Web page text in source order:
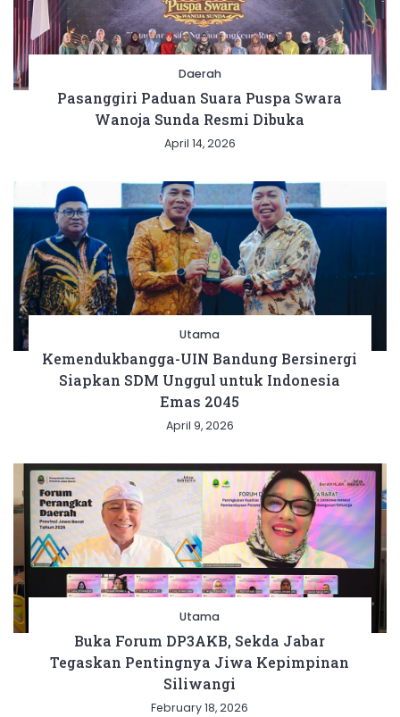
Daerah
Pasanggiri Paduan Suara Puspa Swara
Wanoja Sunda Resmi Dibuka
April 14, 2026
Utama
Kemendukbangga-UIN Bandung Bersinergi
Siapkan SDM Unggul untuk Indonesia
Emas 2045
April 9, 2026
Utama
Buka Forum DP3AKB, Sekda Jabar
Tegaskan Pentingnya Jiwa Kepimpinan
Siliwangi
February 18, 2026